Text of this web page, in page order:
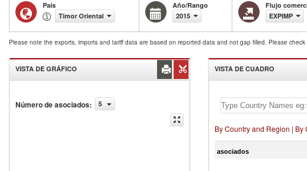
País
Timor Oriental
Año/Rango
2015
Flujo
EXPIMP
Please note the exports, imports and tariff data are based on reported data and not gap filled. Please check
VISTA DE GRÁFICO
Número de asociados: 5
VISTA DE CUADRO
By Country and Region | By
asociados